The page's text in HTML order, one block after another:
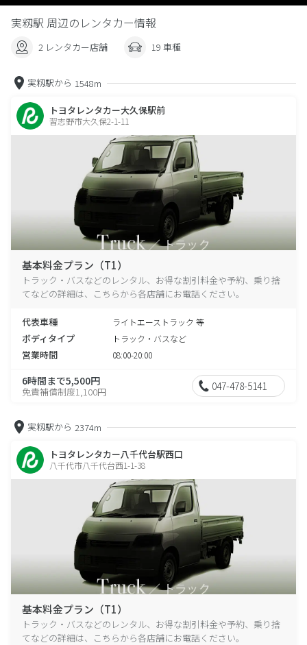
実籾駅 周辺のレンタカー情報
2 レンタカー店舗 19 車種
実籾駅から 1548m
トヨタレンタカー大久保駅前
習志野市大久保2-1-11
基本料金プラン（T1）
トラック・バスなどのレンタル、お得な割引料金や予約、乗り捨
てなどの詳細は、こちらから各店舗にお電話ください。
代表車種 ライトエーストラック 等
ボディタイプ トラック・バスなど
営業時間 08:00-20:00
6時間まで5,500円
免責補償制度1,100円 047-478-5141
実籾駅から 2374m
トヨタレンタカー八千代台駅西口
八千代市八千代台西1-1-38
基本料金プラン（T1）
トラック・バスなどのレンタル、お得な割引料金や予約、乗り捨
てなどの詳細は、こちらから各店舗にお電話ください。